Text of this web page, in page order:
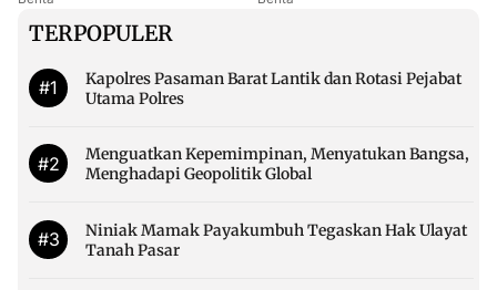
TERPOPULER
#1
Kapolres Pasaman Barat Lantik dan Rotasi Pejabat
Utama Polres
#2
Menguatkan Kepemimpinan, Menyatukan Bangsa,
Menghadapi Geopolitik Global
#3
Niniak Mamak Payakumbuh Tegaskan Hak Ulayat
Tanah Pasar